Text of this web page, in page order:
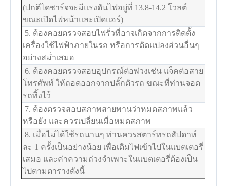
(ปกติไดชาร์จจะมีแรงดันไฟอยู่ที่ 13.8-14.2 โวลต์
ขณะเปิดไฟหน้าและเปิดแอร์)
5. ต้องคอยตรวจสอบไฟรั่วที่อาจเกิดจากการติดตั้ง
เครื่องใช้ไฟฟ้าภายในรถ หรือการดัดแปลงส่วนอื่นๆ
อย่างสม่ำเสมอ
6. ต้องคอยตรวจสอบอุปกรณ์ต่อพ่วงเช่น แจ็คต่อสาย
โทรศัพท์ ให้ถอดออกจากปลั๊กตัวรถ ขณะที่ท่านจอด
รถทิ้งไว้
7. ต้องตรวจสอบสภาพสายพานว่าหมดสภาพแล้ว
หรือยัง และควรเปลี่ยนเมื่อหมดสภาพ
8. เมื่อไม่ได้ใช้รถนานๆ ท่านควรสตาร์ทรถสัปดาห์
ละ 1 ครั้งเป็นอย่างน้อย เพื่อเติมไฟเข้าไปในแบตเตอรี่
เสมอ และค่าความถ่วงจำเพาะในแบตเตอรี่ต้องเป็น
ไปตามตารางดังนี้